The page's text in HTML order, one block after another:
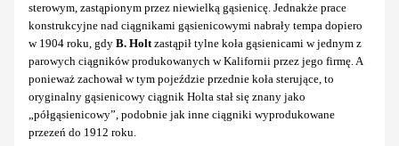
sterowym, zastąpionym przez niewielką gąsienicę. Jednakże prace
konstrukcyjne nad ciągnikami gąsienicowymi nabrały tempa dopiero
w 1904 roku, gdy B. Holtzastąpił tylne koła gąsienicami w jednym z
parowych ciągników produkowanych w Kalifornii przez jego firmę. A
ponieważ zachował w tym pojeździe przednie koła sterujące, to
oryginalny gąsienicowy ciągnik Holta stał się znany jako
„półgąsienicowy”, podobnie jak inne ciągniki wyprodukowane
przezeń do 1912 roku.